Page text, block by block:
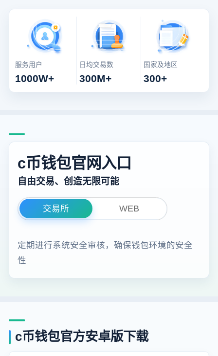
服务用户
1000W+
日均交易数
300M+
国家及地区
300+
c币钱包官网入口
自由交易、创造无限可能
交易所 WEB
定期进行系统安全审核，确保钱包环境的安全
性
c币钱包官方安卓版下载